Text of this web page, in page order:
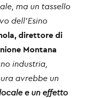
ma un tassello
dell’Esino
direttore di
Montana
industria,
avrebbe un
e un effetto